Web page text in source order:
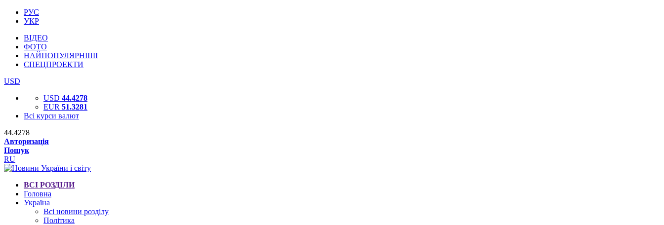
РУС
УКР
ВІДЕО
ФОТО
НАЙПОПУЛЯРНІШІ
СПЕЦПРОЕКТИ
USD
USD 44.4278
EUR 51.3281
Всі курси валют
44.4278
Авторизація
Пошук
RU
ВСІ РОЗДІЛИ
Головна
Україна
Всі новини розділу
Політика